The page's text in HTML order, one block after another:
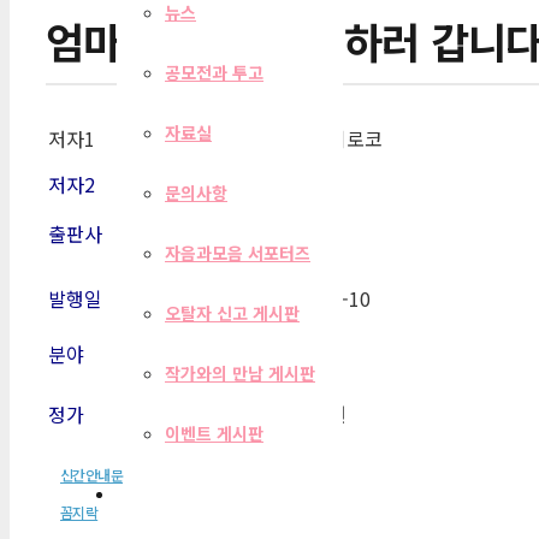
뉴스
공모전과 투고
자료실
문의사항
자음과모음 서포터즈
오탈자 신고 게시판
작가와의 만남 게시판
이벤트 게시판
엄마, 오늘부터 일하러 갑니
저자1
노하라 히로코
저자2
출판사
발행일
2017-04-10
분야
정가 11,000원
신간안내문
꼼지락